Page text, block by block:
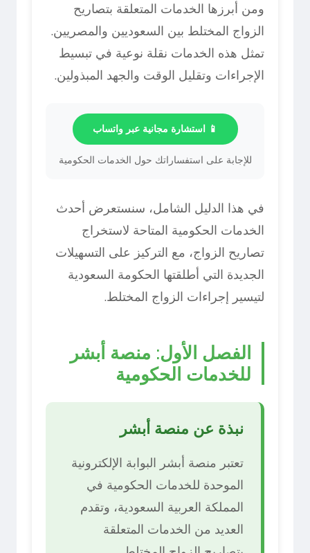
ومن أبرزها الخدمات المتعلقة بتصاريح
الزواج المختلط بين السعوديين والمصريين.
تمثل هذه الخدمات نقلة نوعية في تبسيط
الإجراءات وتقليل الوقت والجهد المبذولين.
📱 استشارة مجانية عبر واتساب
للإجابة على استفساراتك حول الخدمات الحكومية
في هذا الدليل الشامل، سنستعرض أحدث
الخدمات الحكومية المتاحة لاستخراج
تصاريح الزواج، مع التركيز على التسهيلات
الجديدة التي أطلقتها الحكومة السعودية
لتيسير إجراءات الزواج المختلط.
الفصل الأول: منصة أبشر
للخدمات الحكومية
نبذة عن منصة أبشر
تعتبر منصة أبشر البوابة الإلكترونية
الموحدة للخدمات الحكومية في
المملكة العربية السعودية، وتقدم
العديد من الخدمات المتعلقة